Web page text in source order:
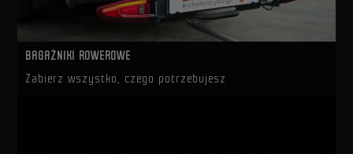
BAGAŻNIKI ROWEROWE
Zabierz wszystko, czego potrzebujesz